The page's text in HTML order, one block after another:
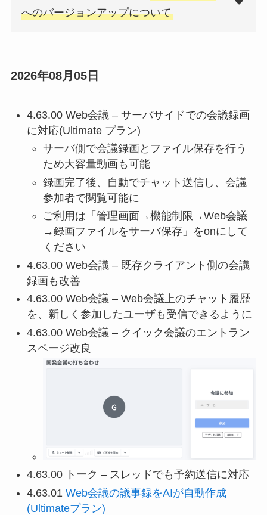
へのバージョンアップについて
2026年08月05日
4.63.00 Web会議 – サーバサイドでの会議録画
に対応(Ultimate プラン)
サーバ側で会議録画とファイル保存を行う
ため大容量動画も可能
録画完了後、自動でチャット送信し、会議
参加者で閲覧可能に
ご利用は「管理画面→機能制限→Web会議
→録画ファイルをサーバ保存」をonにして
ください
4.63.00 Web会議 – 既存クライアント側の会議
録画も改善
4.63.00 Web会議 – Web会議上のチャット履歴
を、新しく参加したユーザも受信できるように
4.63.00 Web会議 – クイック会議のエントラン
スページ改良
4.63.00 トーク – スレッドでも予約送信に対応
4.63.01 Web会議の議事録をAIが自動作成
(Ultimateプラン)